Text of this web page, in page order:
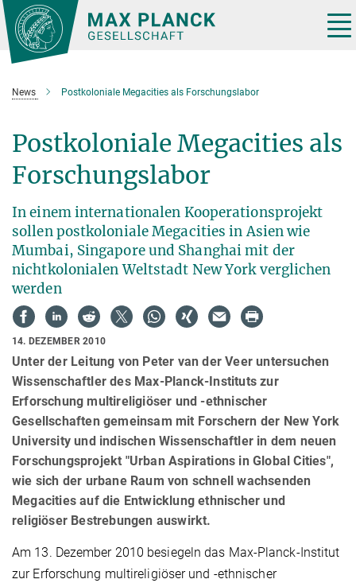
Hauptinhalt
News Postkoloniale Megacities als Forschungslabor
Postkoloniale Megacities als
Forschungslabor
In einem internationalen Kooperationsprojekt
sollen postkoloniale Megacities in Asien wie
Mumbai, Singapore und Shanghai mit der
nichtkolonialen Weltstadt New York verglichen
werden
14. DEZEMBER 2010
Unter der Leitung von Peter van der Veer untersuchen
Wissenschaftler des Max-Planck-Instituts zur
Erforschung multireligiöser und -ethnischer
Gesellschaften gemeinsam mit Forschern der New York
University und indischen Wissenschaftler in dem neuen
Forschungsprojekt "Urban Aspirations in Global Cities",
wie sich der urbane Raum von schnell wachsenden
Megacities auf die Entwicklung ethnischer und
religiöser Bestrebungen auswirkt.
Am 13. Dezember 2010 besiegeln das Max-Planck-Institut
zur Erforschung multireligiöser und -ethnischer